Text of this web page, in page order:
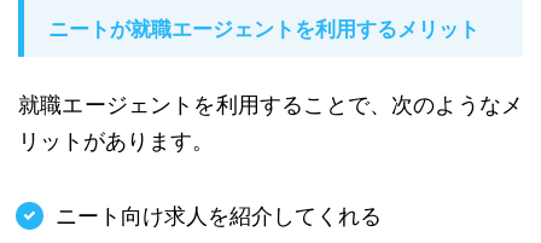
ニートが就職エージェントを利用するメリット
就職エージェントを利用することで、次のようなメ
リットがあります。
ニート向け求人を紹介してくれる